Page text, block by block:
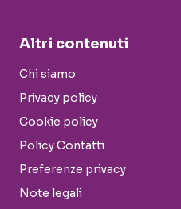
Altri contenuti
Chi siamo
Privacy policy
Cookie policy
Policy Contatti
Preferenze privacy
Note legali